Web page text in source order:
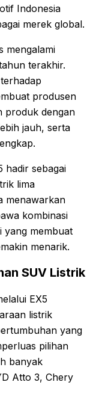
Indonesia
merek global.
mengalami
terakhir.
produsen
produk dengan
jauh, serta
hadir sebagai
lima
menawarkan
kombinasi
yang membuat
menarik.
SUV Listrik
EX5
listrik
yang
pilihan
banyak
Atto 3, Chery